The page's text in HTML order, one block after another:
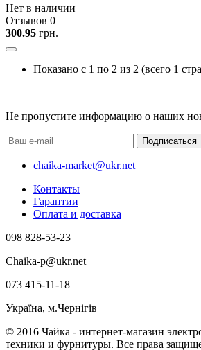
Нет в наличии
Отзывов 0
300.95 грн.
Показано с 1 по 2 из 2 (всего 1
Не пропустите информацию о наших
Подписаться
chaika-market@ukr.net
Контакты
Гарантии
Оплата и доставка
098 828-53-23
Chaika-p@ukr.net
073 415-11-18
Україна, м.Чернігів
© 2016 Чайка - интернет-магазин
техники и фурнитуры. Все права